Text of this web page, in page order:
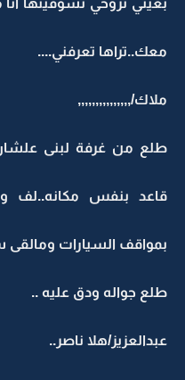
بغيتي تروحي تشوفينها
معك..تراها تعرفني....
ملاك/,,,,,,,,,,,,,,,
طلع من غرفة لبنى علشان
قاعد بنفس مكانه..لف
بمواقف السيارات ومالقى
طلع جواله ودق عليه ..
عبدالعزيز/هلا ناصر..